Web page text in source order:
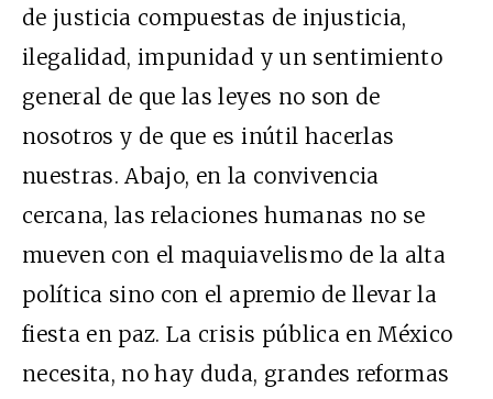
de justicia compuestas de injusticia,
ilegalidad, impunidad y un sentimiento
general de que las leyes no son de
nosotros y de que es inútil hacerlas
nuestras. Abajo, en la convivencia
cercana, las relaciones humanas no se
mueven con el maquiavelismo de la alta
política sino con el apremio de llevar la
fiesta en paz. La crisis pública en México
necesita, no hay duda, grandes reformas